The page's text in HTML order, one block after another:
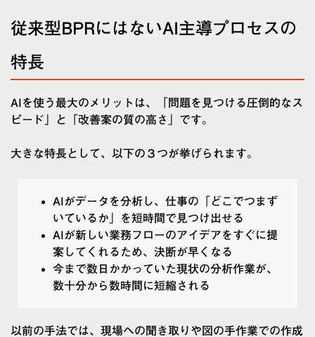
従来型BPRにはないAI主導プロセスの
特長
AIを使う最大のメリットは、「問題を見つける圧倒的なス
ピード」と「改善案の質の高さ」です。
大きな特長として、以下の３つが挙げられます。
AIがデータを分析し、仕事の「どこでつまず
いているか」を短時間で見つけ出せる
AIが新しい業務フローのアイデアをすぐに提
案してくれるため、決断が早くなる
今まで数日かかっていた現状の分析作業が、
数十分から数時間に短縮される
以前の手法では、現場への聞き取りや図の手作業での作成